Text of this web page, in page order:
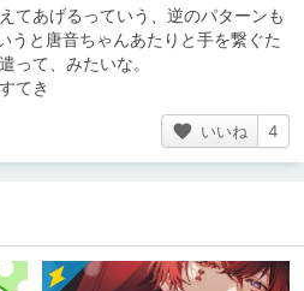
てあげるっていう、逆のパターンも
うと唐音ちゃんあたりと手を繋ぐた
って、みたいな。
てき
いいね 4